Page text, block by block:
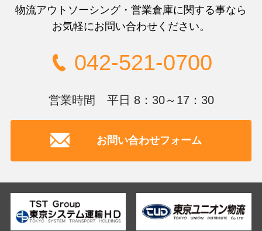
物流アウトソーシング・ 営業倉庫に関する事なら
お気軽にお問い合わせください。
042-521-0700
営業時間 平日 8：30～17：30
お問い合わせフォーム